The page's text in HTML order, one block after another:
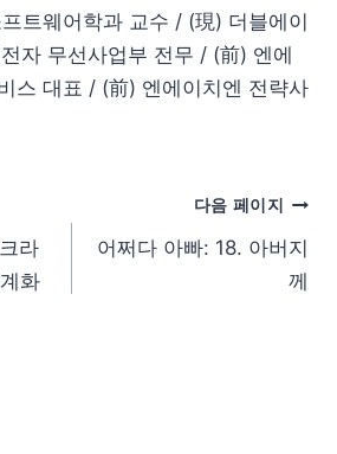
트웨어학과 교수 / (現) 더블에이
자 무선사업부 전무 / (前) 엔에
스 대표 / (前) 엔에이치엔 전략사
라
화
다음 페이지
어쩌다 아빠: 18. 아버지
께